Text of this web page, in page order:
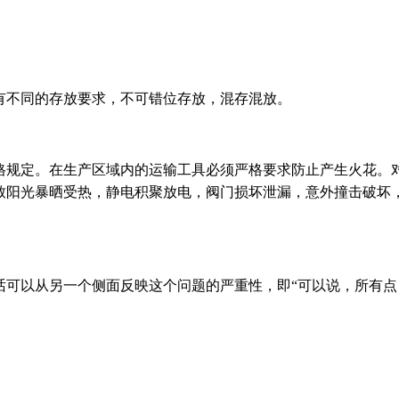
同的存放要求，不可错位存放，混存混放。
定。在生产区域内的运输工具必须严格要求防止产生火花。
光暴晒受热，静电积聚放电，阀门损坏泄漏，意外撞击破坏
以从另一个侧面反映这个问题的严重性，即“可以说，所有点